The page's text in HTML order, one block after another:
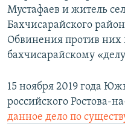
Мустафаев и житель
Бахчисарайского
Обвинения против
бахчисарайскому
15 ноября 2019 года
российского Ростова-
данное дело по